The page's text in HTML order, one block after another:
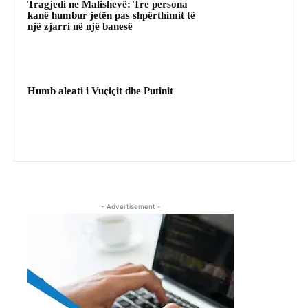
Tragjedi ne Malishevë: Tre persona
kanë humbur jetën pas shpërthimit të
një zjarri në një banesë
Humb aleati i Vuçiçit dhe Putinit
- Advertisement -